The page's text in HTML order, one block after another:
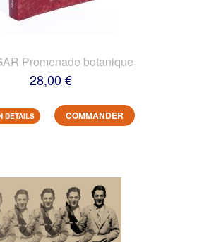
Promenade botanique
28,00 €
DETAILS COMMANDER